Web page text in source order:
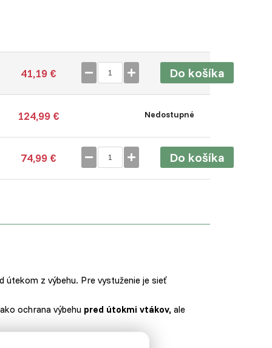
41,19 € Do košíka
124,99 € Nedostupné
74,99 € Do košíka
z výbehu. Pre vystuženie je sieť
ochrana výbehu pred útokmi vtákov, ale